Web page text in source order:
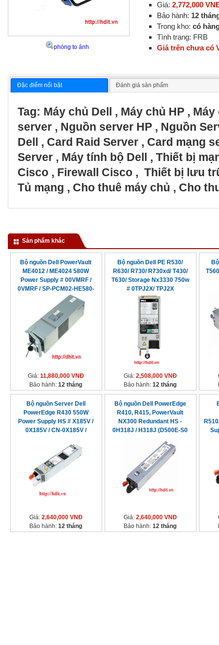
phóng to ảnh
Giá:2,772,000
Bảo hành: 12
Trong kho:có
Tình trạng: FRB
Giá trên chưa có
Đặc điểm nổi bật Đánh giá sản phẩm
Tag: Máy chủ Dell , Máy chủ HP, Máy
server, Nguồn server HP, Nguồn
Dell , Card Raid Server, Card mạng
Server, Máy tính bộ Dell , Thiết bị
Cisco, Firewall Cisco, Thiết bị lưu
Tủ mạng , Cho thuê máy chủ , Cho
Sản phẩm khác
Bộ nguồn Dell PowerVault
ME4012 / ME4024 580W
Power Supply # 00VMRF /
0VMRF / SP-PCM02-HE580-
Giá: 11,880,000 VNĐ
Bảo hành:12 tháng
Bộ nguồn Dell PE R530/
R630/ R730/ R730xd/ T430/
T630/ Storage Nx3330 750w
# 0TPJ2X/ TPJ2X
Giá: 2,508,000 VNĐ
Bảo hành:12 tháng
Bộ nguồn Server Dell
PowerEdge R430 550W
Power Supply HS # X185V /
0X185V / CN-0X185V /
Giá: 2,640,000 VNĐ
Bảo hành:12 tháng
Bộ nguồn Dell PowerEdge
R410, R415, PowerVault
NX300 Redundant HS -
0H318J / H318J (D500E-S0
Giá: 2,640,000 VNĐ
Bảo hành:12 tháng